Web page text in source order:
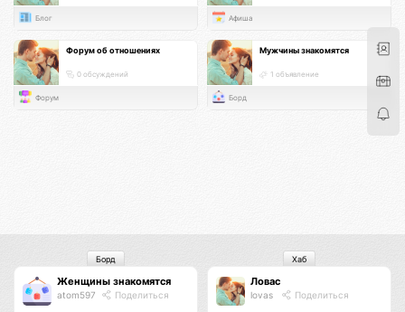
Блог Афиша
Форум об отношениях
0 обсуждений
Форум
Мужчины знакомятся
1 объявление
Борд
Женщины знакомятся
atom597 Поделиться
Борд
Ловас
lovas Поделиться
Хаб